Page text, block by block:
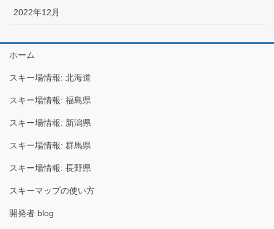
2022年12月
ホーム
スキー場情報: 北海道
スキー場情報: 福島県
スキー場情報: 新潟県
スキー場情報: 群馬県
スキー場情報: 長野県
スキーマップの使い方
開発者 blog